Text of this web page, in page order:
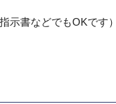
示書などでもOKです）